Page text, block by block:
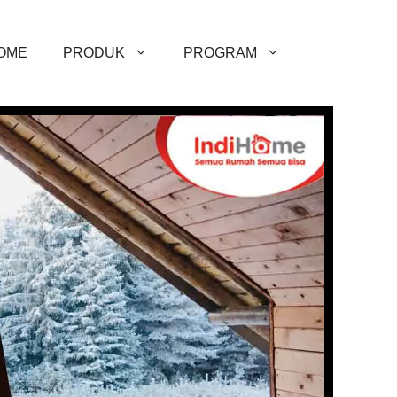
PRODUK PROGRAM